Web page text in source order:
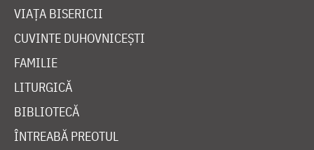
VIAȚA BISERICII
CUVINTE DUHOVNICEȘTI
FAMILIE
LITURGICĂ
BIBLIOTECĂ
ÎNTREABĂ PREOTUL